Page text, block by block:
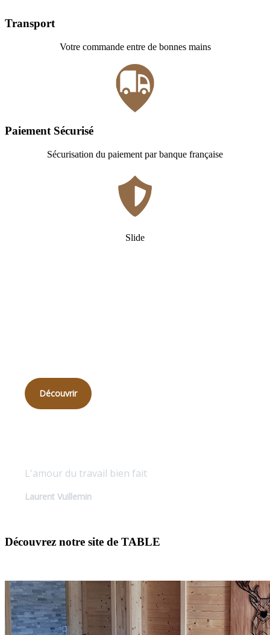
Transport
Votre commande entre de bonnes mains
Paiement Sécurisé
Sécurisation du paiement par banque française
Slide
Découvrir
L'amour du travail bien fait
Laurent Vuillemin
Découvrez notre site de TABLE